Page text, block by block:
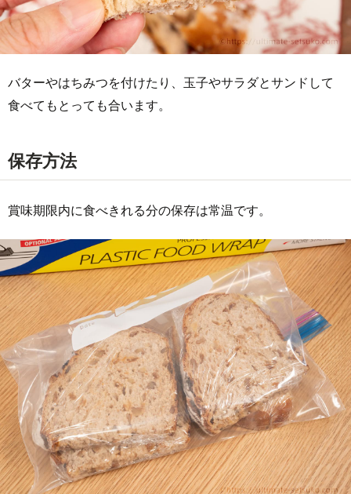
バターやはちみつを付けたり、玉子やサラダとサンドして
食べてもとっても合います。
保存方法
賞味期限内に食べきれる分の保存は常温です。